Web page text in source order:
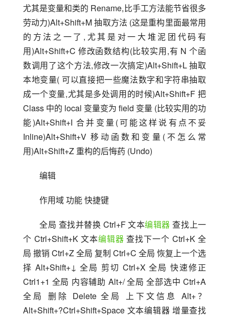
尤其是变量和类的 Rename,比手工方法能节省很多
劳动力)Alt+Shift+M 抽取方法 (这是重构里面最常用
的方法之一了,尤其是对一大堆泥团代码有
用)Alt+Shift+C 修改函数结构(比较实用,有 N 个函
数调用了这个方法,修改一次搞定)Alt+Shift+L 抽取
本地变量( 可以直接把一些魔法数字和字符串抽取
成一个变量,尤其是多处调用的时候)Alt+Shift+F 把
Class 中的 local 变量变为 field 变量 (比较实用的功
能)Alt+Shift+I 合并变量(可能这样说有点不妥
Inline)Alt+Shift+V 移动函数和变量(不怎么常
用)Alt+Shift+Z 重构的后悔药 (Undo)
编辑
作用域 功能 快捷键
全局 查找并替换 Ctrl+F 文本编辑器 查找上一
个 Ctrl+Shift+K 文本编辑器 查找下一个 Ctrl+K 全
局 撤销 Ctrl+Z 全局 复制 Ctrl+C 全局 恢复上一个选
择 Alt+Shift+↓ 全局 剪切 Ctrl+X 全局 快速修正
Ctrl1+1 全局 内容辅助 Alt+/ 全局 全部选中 Ctrl+A
全局 删除 Delete 全局 上下文信息 Alt+？
Alt+Shift+?Ctrl+Shift+Space 文本编辑器 增量查找